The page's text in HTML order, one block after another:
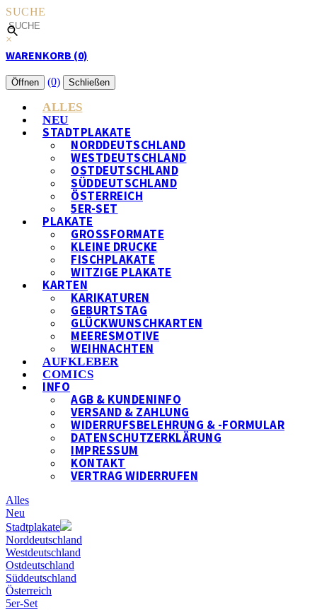
SUCHE
×
WARENKORB (0)
Öffnen (0) Schließen
ALLES
NEU
STADTPLAKATE
NORDDEUTSCHLAND
WESTDEUTSCHLAND
OSTDEUTSCHLAND
SÜDDEUTSCHLAND
ÖSTERREICH
5ER-SET
PLAKATE
GROSSFORMATE
KLEINE DRUCKE
FISCHPLAKATE
WITZIGE PLAKATE
KARTEN
KARIKATUREN
GEBURTSTAG
GLÜCKWUNSCHKARTEN
MEERESMOTIVE
WEIHNACHTEN
AUFKLEBER
COMICS
INFO
AGB & KUNDENINFO
VERSAND & ZAHLUNG
WIDERRUFSBELEHRUNG & -FORMULAR
DATENSCHUTZERKLÄRUNG
IMPRESSUM
KONTAKT
VERTRAG WIDERRUFEN
Alles
Neu
Stadtplakate
Norddeutschland
Westdeutschland
Ostdeutschland
Süddeutschland
Österreich
5er-Set